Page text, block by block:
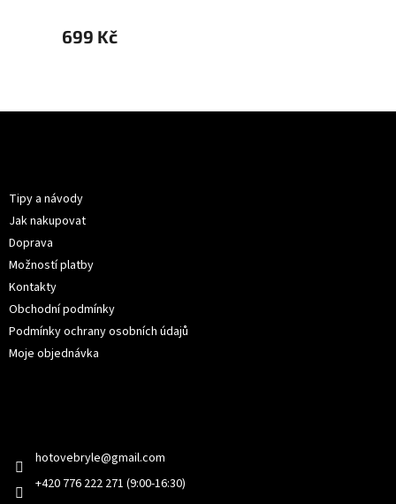
699 Kč
Tipy a návody
Jak nakupovat
Doprava
Možností platby
Kontakty
Obchodní podmínky
Podmínky ochrany osobních údajů
Moje objednávka
hotovebryle@gmail.com
+420 776 222 271 (9:00-16:30)